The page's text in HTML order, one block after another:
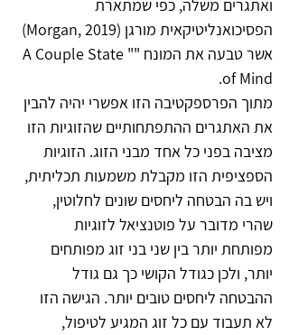
ואתגרים משלה, כפי שמתארת
הפסיכואנליטיקאית מורגן (Morgan, 2019)
אשר טבעה את המונח ""A Couple State
of Mind.
מתוך הפרספקטיבה הזו אפשרי יהיה להבין
את האתגרים ההתפתחותיים שהזוגיות הזו
מציבה בפני כל אחד מבני הזוג. הזוגיות
הספציפית הזו מקבלת משמעות תכליתית,
ויש בה הבטחה ליחסים שונים לחלוטין,
שהרי מדובר על פוטנציאל לזוגיות
מפותחת יותר בין שני בני זוג מפותחים
יותר, ולכן כגודל הקושי כך גם גודל
ההבטחה ליחסים טובים יותר. הגישה הזו
לא תעבוד עם כל זוג המגיע לטיפול,